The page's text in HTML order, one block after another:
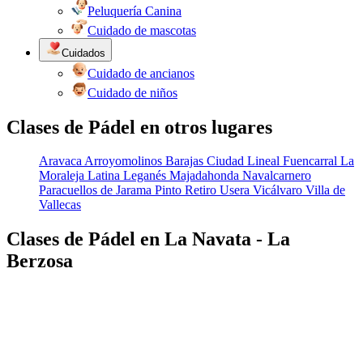
Peluquería Canina
Cuidado de mascotas
Cuidados
Cuidado de ancianos
Cuidado de niños
Clases de Pádel en otros lugares
AravacaArroyomolinos Barajas Ciudad Lineal Fuencarral La
Moraleja Latina Leganés Majadahonda Navalcarnero
Paracuellos de Jarama Pinto Retiro Usera Vicálvaro Villa de
Vallecas
Clases de Pádel en La Navata - La
Berzosa